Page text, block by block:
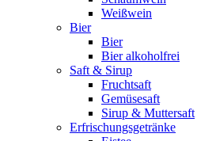
Weißwein
Bier
Bier
Bier alkoholfrei
Saft & Sirup
Fruchtsaft
Gemüsesaft
Sirup & Muttersaft
Erfrischungsgetränke